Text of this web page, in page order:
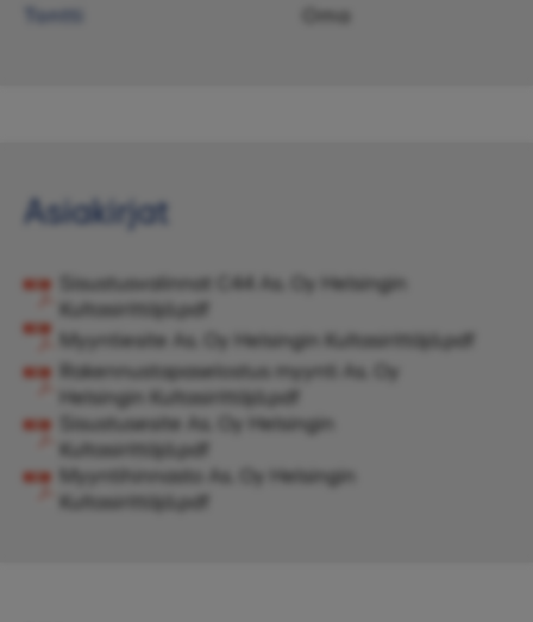
Tontti
Oma
Asiakirjat
Sisustusvalinnat C44 As. Oy Helsingin
Kultasirittäjä.pdf
Myyntiesite As. Oy Helsingin Kultasirittäjä.pdf
Rakennustapaselostus myynti As. Oy
Helsingin Kultasirittäjä.pdf
Sisustusesite As. Oy Helsingin
Kultasirittäjä.pdf
Myyntihinnasto As. Oy Helsingin
Kultasirittäjä.pdf